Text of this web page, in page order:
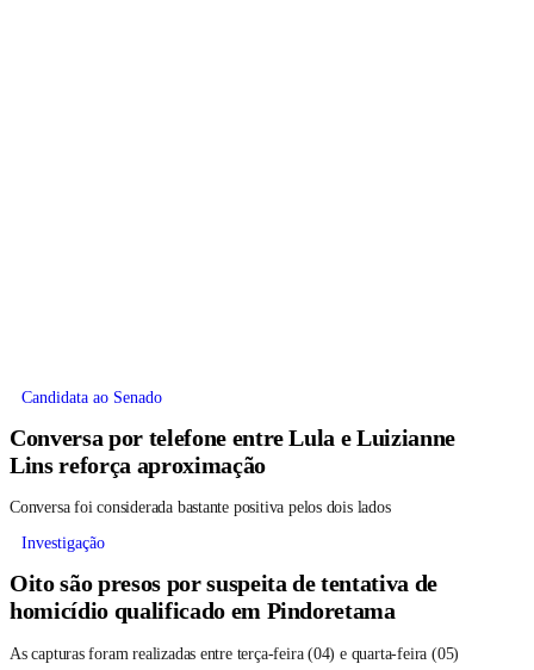
Candidata ao Senado
Conversa por telefone entre Lula e Luizianne
Lins reforça aproximação
Conversa foi considerada bastante positiva pelos dois lados
Investigação
Oito são presos por suspeita de tentativa de
homicídio qualificado em Pindoretama
As capturas foram realizadas entre terça-feira (04) e quarta-feira (05)